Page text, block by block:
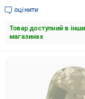
оцінити
Товар доступний в
магазинах